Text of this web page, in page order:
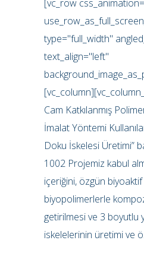
[vc_row
type="full_width"
text_align="left"
Cam Katkılanmış
İmalat Yöntemi
Doku İskelesi Üretimi”
1002 Projemiz kabul
içeriğini, özgün
biyopolimerlerle
getirilmesi ve 3 boyutlu
iskelelerinin üretimi ve